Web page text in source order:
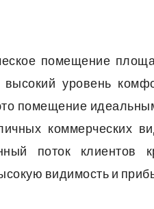
помещение
высокий уровень
помещение
коммерческих
поток
видимость и